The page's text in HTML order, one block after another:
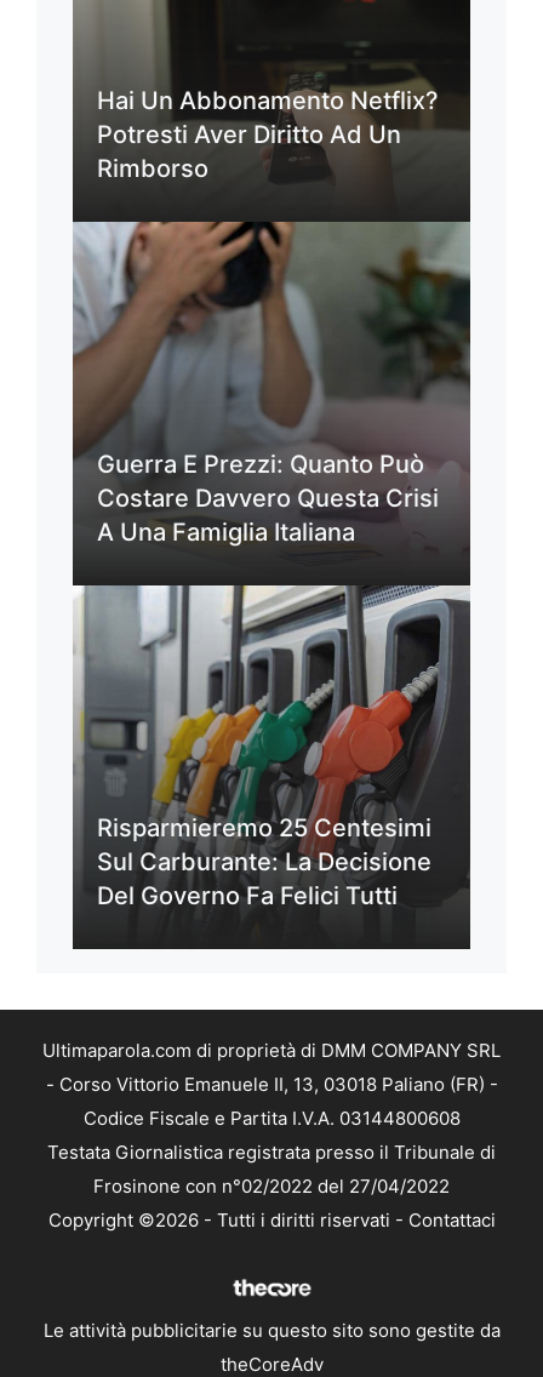
Hai Un Abbonamento Netflix?
Potresti Aver Diritto Ad Un
Rimborso
Guerra E Prezzi: Quanto Può
Costare Davvero Questa Crisi
A Una Famiglia Italiana
Risparmieremo 25 Centesimi
Sul Carburante: La Decisione
Del Governo Fa Felici Tutti
Ultimaparola.com di proprietà di DMM COMPANY SRL
- Corso Vittorio Emanuele II, 13, 03018 Paliano (FR) -
Codice Fiscale e Partita I.V.A. 03144800608
Testata Giornalistica registrata presso il Tribunale di
Frosinone con n°02/2022 del 27/04/2022
Copyright ©2026 - Tutti i diritti riservati - Contattaci
Le attività pubblicitarie su questo sito sono gestite da
theCoreAdv